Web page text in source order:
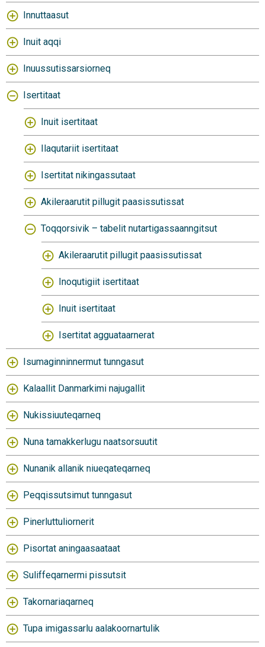
Innuttaasut
Inuit aqqi
Inuussutissarsiorneq
Isertitaat
Inuit isertitaat
Ilaqutariit isertitaat
Isertitat nikingassutaat
Akileraarutit pillugit paasissutissat
Toqqorsivik – tabelit nutartigassaanngitsut
Akileraarutit pillugit paasissutissat
Inoqutigiit isertitaat
Inuit isertitaat
Isertitat agguataarnerat
Isumaginninnermut tunngasut
Kalaallit Danmarkimi najugallit
Nukissiuuteqarneq
Nuna tamakkerlugu naatsorsuutit
Nunanik allanik niueqateqarneq
Peqqissutsimut tunngasut
Pinerluttuliornerit
Pisortat aningaasaataat
Suliffeqarnermi pissutsit
Takornariaqarneq
Tupa imigassarlu aalakoornartulik